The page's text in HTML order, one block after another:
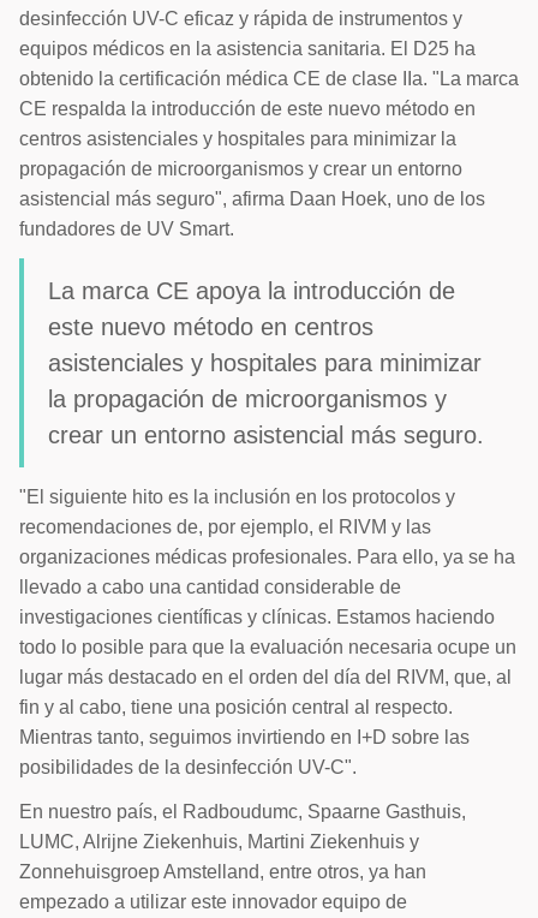
desinfección UV-C eficaz y rápida de instrumentos y
equipos médicos en la asistencia sanitaria. El D25 ha
obtenido la certificación médica CE de clase IIa. "La marca
CE respalda la introducción de este nuevo método en
centros asistenciales y hospitales para minimizar la
propagación de microorganismos y crear un entorno
asistencial más seguro", afirma Daan Hoek, uno de los
fundadores de UV Smart.
La marca CE apoya la introducción de
este nuevo método en centros
asistenciales y hospitales para minimizar
la propagación de microorganismos y
crear un entorno asistencial más seguro.
"El siguiente hito es la inclusión en los protocolos y
recomendaciones de, por ejemplo, el RIVM y las
organizaciones médicas profesionales. Para ello, ya se ha
llevado a cabo una cantidad considerable de
investigaciones científicas y clínicas. Estamos haciendo
todo lo posible para que la evaluación necesaria ocupe un
lugar más destacado en el orden del día del RIVM, que, al
fin y al cabo, tiene una posición central al respecto.
Mientras tanto, seguimos invirtiendo en I+D sobre las
posibilidades de la desinfección UV-C".
En nuestro país, el Radboudumc, Spaarne Gasthuis,
LUMC, Alrijne Ziekenhuis, Martini Ziekenhuis y
Zonnehuisgroep Amstelland, entre otros, ya han
empezado a utilizar este innovador equipo de